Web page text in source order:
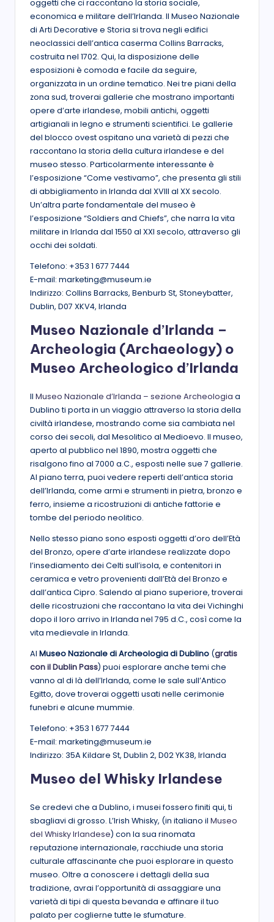
oggetti che ci raccontano la storia sociale,
economica e militare dell’Irlanda. Il Museo Nazionale
di Arti Decorative e Storia si trova negli edifici
neoclassici dell’antica caserma Collins Barracks,
costruita nel 1702. Qui, la disposizione delle
esposizioni è comoda e facile da seguire,
organizzata in un ordine tematico. Nei tre piani della
zona sud, troverai gallerie che mostrano importanti
opere d’arte irlandese, mobili antichi, oggetti
artigianali in legno e strumenti scientifici. Le gallerie
del blocco ovest ospitano una varietà di pezzi che
raccontano la storia della cultura irlandese e del
museo stesso. Particolarmente interessante è
l’esposizione “Come vestivamo”, che presenta gli stili
di abbigliamento in Irlanda dal XVIII al XX secolo.
Un’altra parte fondamentale del museo è
l’esposizione “Soldiers and Chiefs”, che narra la vita
militare in Irlanda dal 1550 al XXI secolo, attraverso gli
occhi dei soldati.
Telefono: +353 1 677 7444
E-mail: marketing@museum.ie
Indirizzo: Collins Barracks, Benburb St, Stoneybatter,
Dublin, D07 XKV4, Irlanda
Museo Nazionale d’Irlanda –
Archeologia (Archaeology) o
Museo Archeologico d’Irlanda
Il Museo Nazionale d’Irlanda – sezione Archeologia a
Dublino ti porta in un viaggio attraverso la storia della
civiltà irlandese, mostrando come sia cambiata nel
corso dei secoli, dal Mesolitico al Medioevo. Il museo,
aperto al pubblico nel 1890, mostra oggetti che
risalgono fino al 7000 a.C., esposti nelle sue 7 gallerie.
Al piano terra, puoi vedere reperti dell’antica storia
dell’Irlanda, come armi e strumenti in pietra, bronzo e
ferro, insieme a ricostruzioni di antiche fattorie e
tombe del periodo neolitico.
Nello stesso piano sono esposti oggetti d’oro dell’Età
del Bronzo, opere d’arte irlandese realizzate dopo
l’insediamento dei Celti sull’isola, e contenitori in
ceramica e vetro provenienti dall’Età del Bronzo e
dall’antica Cipro. Salendo al piano superiore, troverai
delle ricostruzioni che raccontano la vita dei Vichinghi
dopo il loro arrivo in Irlanda nel 795 d.C., così come la
vita medievale in Irlanda.
Al Museo Nazionale di Archeologia di Dublino (gratis
con il Dublin Pass) puoi esplorare anche temi che
vanno al di là dell’Irlanda, come le sale sull’Antico
Egitto, dove troverai oggetti usati nelle cerimonie
funebri e alcune mummie.
Telefono: +353 1 677 7444
E-mail: marketing@museum.ie
Indirizzo: 35A Kildare St, Dublin 2, D02 YK38, Irlanda
Museo del Whisky Irlandese
Se credevi che a Dublino, i musei fossero finiti qui, ti
sbagliavi di grosso. L’Irish Whisky, (in italiano il Museo
del Whisky Irlandese) con la sua rinomata
reputazione internazionale, racchiude una storia
culturale affascinante che puoi esplorare in questo
museo. Oltre a conoscere i dettagli della sua
tradizione, avrai l’opportunità di assaggiare una
varietà di tipi di questa bevanda e affinare il tuo
palato per coglierne tutte le sfumature.